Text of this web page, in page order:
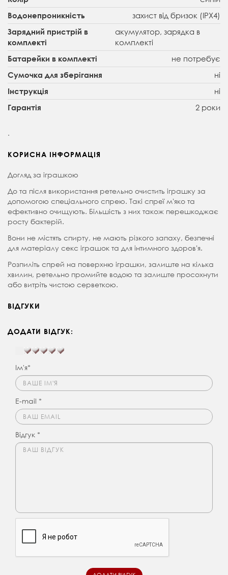
Водонепроникність захист від бризок (IPX4)
Зарядний пристрій в
комплекті
акумулятор, зарядка в
комплекті
Батарейки в комплекті не потребує
Сумочка для зберігання ні
Інструкція ні
Гарантія 2 роки
.
КОРИСНА ІНФОРМАЦІЯ
Догляд за іграшкою
До та після використання ретельно очистить іграшку за
допомогою спеціального спрею. Такі спреї мʼяко та
ефективно очищують. Більшість з них також перешкоджає
росту бактерій.
Вони не містять спирту, не мають різкого запаху, безпечні
для матеріалу секс іграшок та для інтимного здоровʼя.
Розпиліть спрей на поверхню іграшки, залиште на кілька
хвилин, ретельно промийте водою та залиште просохнути
або витріть чистою серветкою.
ВІДГУКИ
ДОДАТИ ВІДГУК:
Ім'я*
E-mail *
Відгук *